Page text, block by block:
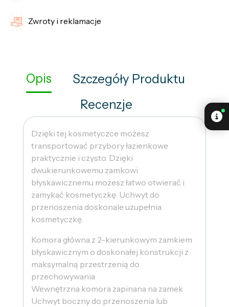
Zwroty i reklamacje
Opis
Szczegóły Produktu
Recenzje
Dzięki tej kosmetyczce możesz
transportować przybory łazienkowe
praktycznie i czysto. Dzięki
dwukierunkowemu zamkowi
błyskawicznemu możesz łatwo otwierać i
zamykać kosmetyczkę. Uchwyt do
przenoszenia doskonale uzupełnia
kosmetyczkę.
Komora główna z 2-kierunkowym zamkiem
błyskawicznym o doskonałej konstrukcji z
maksymalną przestrzenią do
przechowywania
Wewnętrzna komora zapinana na zamek
Uchwyt boczny do przenoszenia lub